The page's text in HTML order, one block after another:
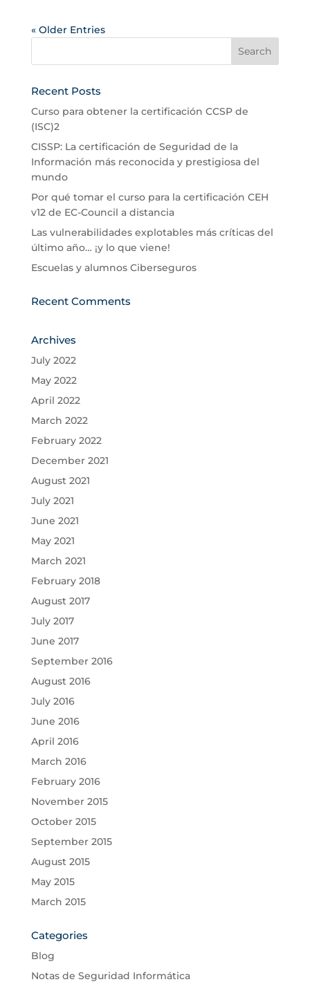
« Older Entries
Recent Posts
Curso para obtener la certificación CCSP de
(ISC)2
CISSP: La certificación de Seguridad de la
Información más reconocida y prestigiosa del
mundo
Por qué tomar el curso para la certificación CEH
v12 de EC-Council a distancia
Las vulnerabilidades explotables más críticas del
último año… ¡y lo que viene!
Escuelas y alumnos Ciberseguros
Recent Comments
Archives
July 2022
May 2022
April 2022
March 2022
February 2022
December 2021
August 2021
July 2021
June 2021
May 2021
March 2021
February 2018
August 2017
July 2017
June 2017
September 2016
August 2016
July 2016
June 2016
April 2016
March 2016
February 2016
November 2015
October 2015
September 2015
August 2015
May 2015
March 2015
Categories
Blog
Notas de Seguridad Informática